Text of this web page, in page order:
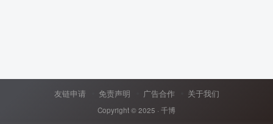
友链申请 免责声明 广告合作 关于我们
Copyright © 2025 · 千博